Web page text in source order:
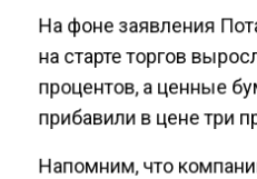
На фоне заявления
на старте торгов
процентов, а ценные
прибавили в цене три
Напомним, что